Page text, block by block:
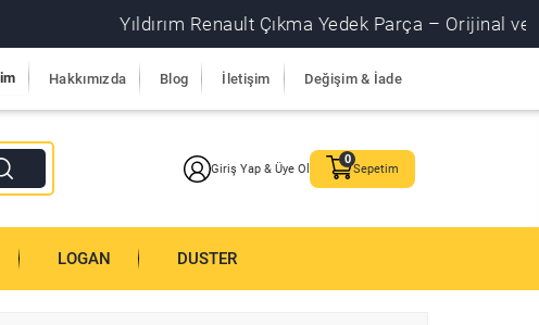
Yıldırım Renault Çıkma Yedek Parça – Orijinal ve
Hakkımızda Blog İletişim Değişim & İade
Giriş Yap & Üye Ol Sepetim
LOGAN DUSTER